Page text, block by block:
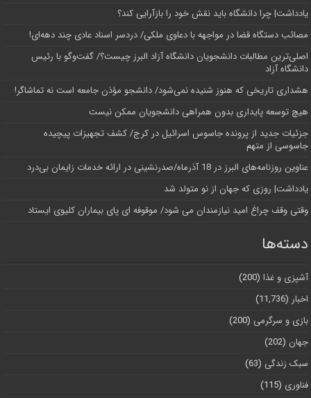
یادداشت| چرا دانشگاه باید نقش خود را بازآرایی کند؟
مصائب دستگاه قضا در مواجهه با دعاوی ملکی/ دردسر اسناد عادی چند‌ دهه‌ای!
اصلی‌ترین مطالبات دانشجویان دانشگاه آزاد البرز چیست؟/ گفت‌وگو با رئیس
دانشگاه آز‌اد
هشداری تاریخی که هنوز شنیده نمی‌شود/ دانشجو مؤذن جامعه است نه تماشاگر!
هیچ توسعه پایداری بدون همراهی دانشجویان ممکن نیست
جزئیات جدید از پرونده جاسوس اسرائیل در کرج/‌ کشف تجهیزات پیچیده
جاسوسی از متهم
عناوین روزنامه‌های البرز در ‌18 آذرماه/صدرنشینی در ارائه خدمات زایمان بی‌درد
یادداشت| روزی که جهان از نو متولد شد
وقتی وقف چراغ امید نیازمندان می شود/ موقوفه ای پای بیماران کلیوی ایستاد
دسته‌ها
آشپزی و غذا (200)
اخبار (11,736)
بازی و سرگرمی (200)
جهان (202)
سبک زندگی (63)
فناوری (115)